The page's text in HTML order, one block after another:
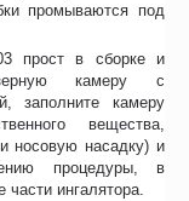
промываются под
прост в сборке и
камеру с
заполните камеру
вещества,
носовую насадку) и
процедуры, в
части ингалятора.